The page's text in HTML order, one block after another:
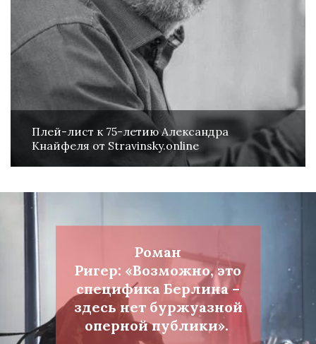
Плей-лист к 75-летию Александра
Кнайфеля от Stravinsky.online
Роман
Ригер: «Возможно, это
специфика Берлина –
здесь нет буржуазной
оперной публики».